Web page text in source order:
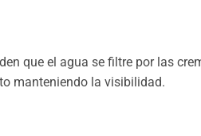
que el agua se filtre por las
manteniendo la visibilidad.